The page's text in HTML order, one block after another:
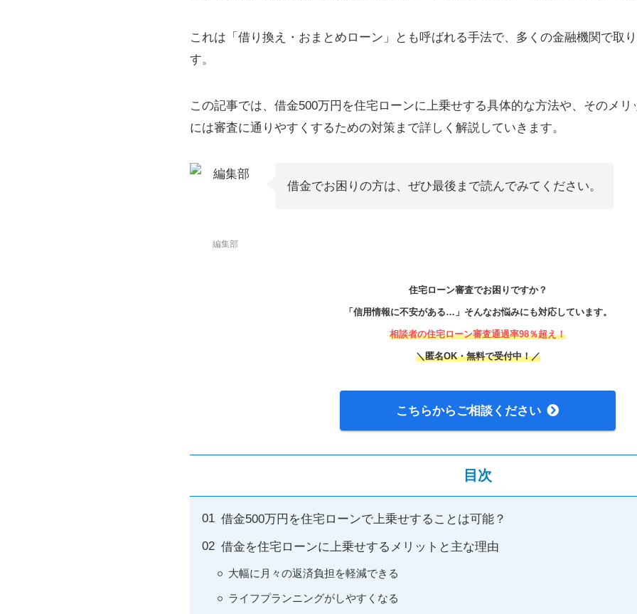
これは「借り換え・おまとめローン」とも呼ばれる手法で、多くの金融機関で取
す。
この記事では、借金500万円を住宅ローンに上乗せする具体的な方法や、そのメ
には審査に通りやすくするための対策まで詳しく解説していきます。
編集部
借金でお困りの方は、ぜひ最後まで読んでみてください。
住宅ローン審査でお困りですか？
「信用情報に不安がある…」そんなお悩みにも対応しています。
相談者の住宅ローン審査通過率98％超え！
＼匿名OK・無料で受付中！／
こちらからご相談ください
目次
借金500万円を住宅ローンで上乗せすることは可能？
借金を住宅ローンに上乗せするメリットと主な理由
大幅に月々の返済負担を軽減できる
ライフプランニングがしやすくなる